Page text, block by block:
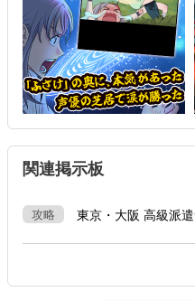
関連掲示板
攻略 東京・大阪 高級派